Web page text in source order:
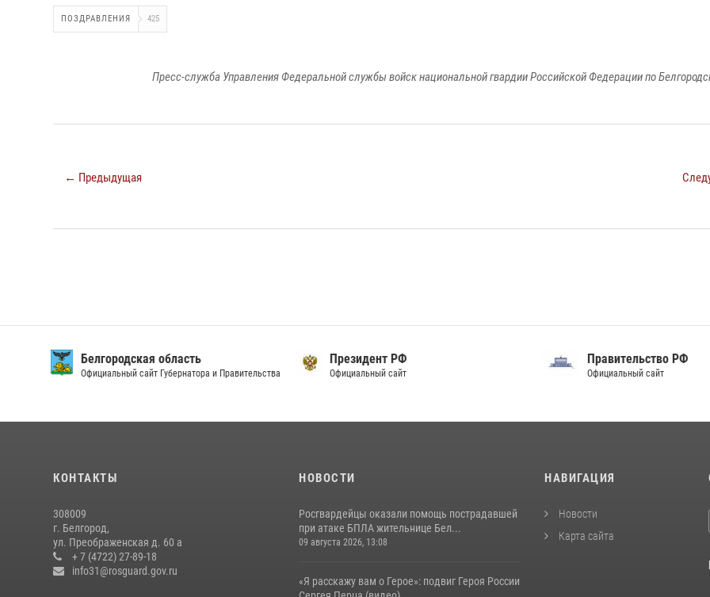
ПОЗДРАВЛЕНИЯ 425
Пресс-служба Управления Федеральной службы войск национальной гвардии Российской Федерации по
← Предыдущая
Белгородская область
Официальный сайт Губернатора и Правительства
Президент РФ
Официальный сайт
Правительство РФ
Официальный сайт
КОНТАКТЫ
308009
г. Белгород,
ул. Преображенская д. 60 а
+ 7 (4722) 27-89-18
info31@rosguard.gov.ru
НОВОСТИ
Росгвардейцы оказали помощь пострадавшей
при атаке БПЛА жительнице Бел...
09 августа 2026, 13:08
«Я расскажу вам о Герое»: подвиг Героя России
НАВИГАЦИЯ
Новости
Карта сайта